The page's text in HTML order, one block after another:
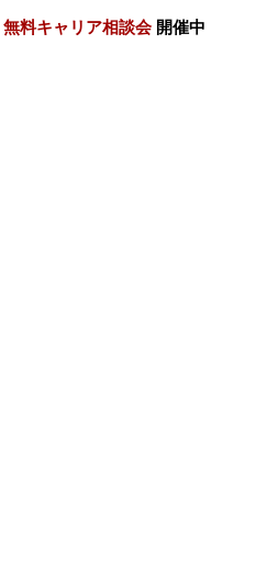
無料キャリア相談会 開催中